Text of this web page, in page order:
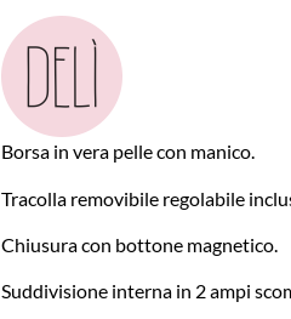
Borsa in vera pelle con manico.
Tracolla removibile regolabile
Chiusura con bottone magnetico.
Suddivisione interna in 2 ampi